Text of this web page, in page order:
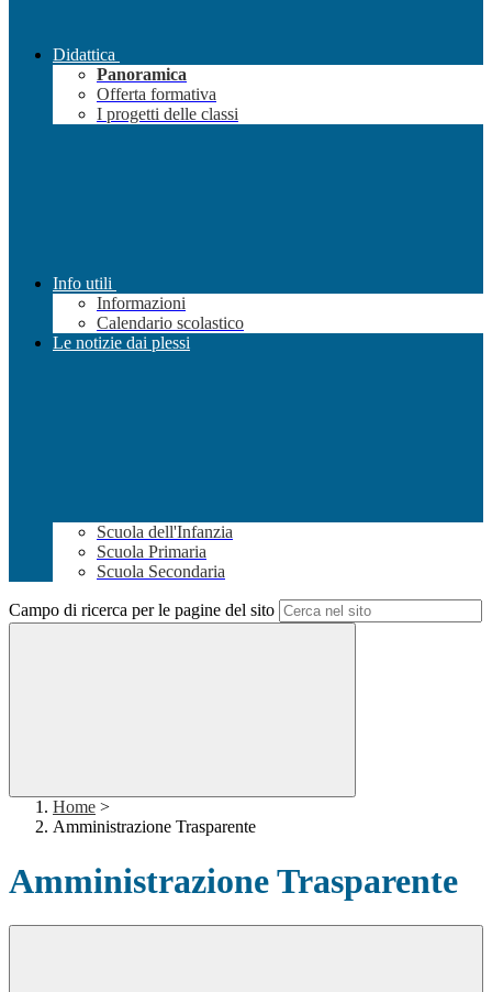
Didattica
Panoramica
Offerta formativa
I progetti delle classi
Info utili
Informazioni
Calendario scolastico
Le notizie dai plessi
Scuola dell'Infanzia
Scuola Primaria
Scuola Secondaria
Campo di ricerca per le pagine del sito
Home >
Amministrazione Trasparente
Amministrazione Trasparente